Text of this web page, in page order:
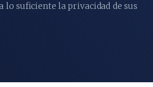
lo suficiente la privacidad de sus